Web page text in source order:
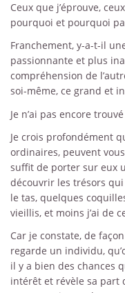
Ceux que j’éprouve,
pourquoi et pourquoi
Franchement, y-a-t-il
passionnante et plus
compréhension de
soi-même, ce grand et
Je n’ai pas encore
Je crois profondément
ordinaires, peuvent
suffit de porter sur eux
découvrir les trésors
le tas, quelques
vieillis, et moins j’ai de
Car je constate, de
regarde un individu,
il y a bien des chances
intérêt et révèle sa part